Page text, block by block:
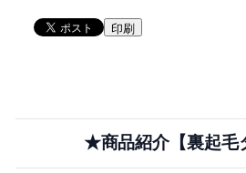
印刷
★商品紹介【裏起毛